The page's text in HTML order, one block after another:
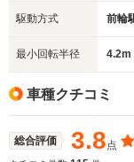
駆動方式 前輪
最小回転半径 4.2m
車種クチコミ
総合評価 3.8点